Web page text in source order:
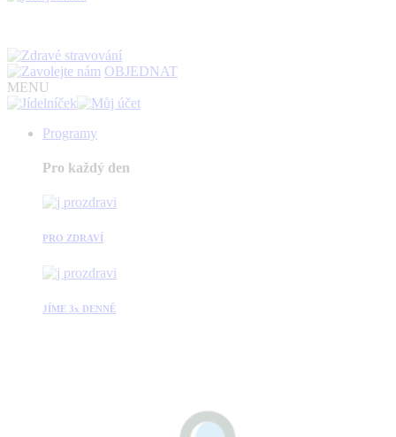
OBJEDNAT
MENU
Programy
Pro každý den
PRO ZDRAVÍ
JÍME 3x DENNĚ